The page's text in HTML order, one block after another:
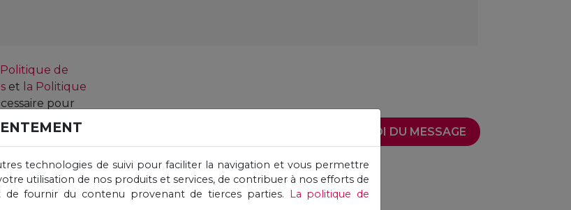
Politique de
et la Politique
pour
ENVOI DU MESSAGE
technologies de suivi pour faciliter la navigation et vous permettre
utilisation de nos produits et services, de contribuer à nos efforts de
fournir du contenu provenant de tierces parties. La politique de